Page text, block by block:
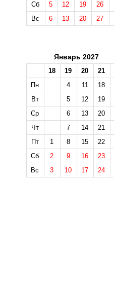
Сб
5 12 19
26
Вс
6 13 20 27
Январь 2027
18 19 20 21
Пн
4 11 18
Вт
5 12 19
Ср
6 13 20
Чт
7 14 21
Пт
1 8 15 22
Сб
2 9 16 23
Вс
3 10 17 24